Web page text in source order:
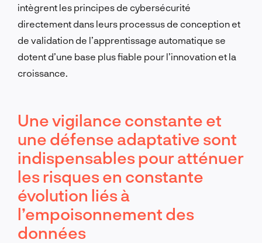
intègrent les principes de cybersécurité
directement dans leurs processus de conception et
de validation de l’apprentissage automatique se
dotent d’une base plus fiable pour l’innovation et la
croissance.
Une vigilance constante et
une défense adaptative sont
indispensables pour atténuer
les risques en constante
évolution liés à
l’empoisonnement des
données